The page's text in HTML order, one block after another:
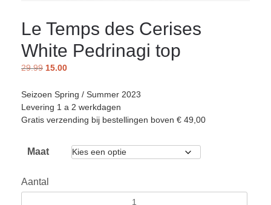
Le Temps des Cerises
White Pedrinagi top
29.99 15.00
Seizoen Spring / Summer 2023
Levering 1 a 2 werkdagen
Gratis verzending bij bestellingen boven € 49,00
Maat
Aantal